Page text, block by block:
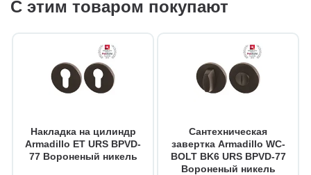
С этим товаром покупают
Накладка на цилиндр
Armadillo ET URS BPVD-
77 Вороненый никель
Сантехническая
завертка Armadillo WC-
BOLT BK6 URS BPVD-77
Вороненый никель